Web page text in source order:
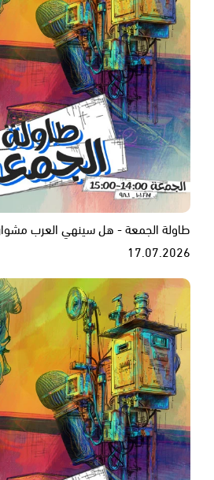
طاولة الجمعة - هل سينهي العرب
17.07.2026